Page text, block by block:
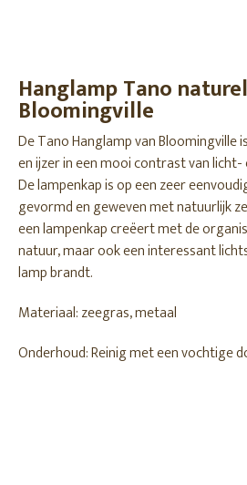
Hanglamp Tano
Bloomingville
De Tano Hanglamp van Bloomingville
en ijzer in een mooi contrast van
De lampenkap is op een zeer
gevormd en geweven met natuurlijk
een lampenkap creëert met de
natuur, maar ook een interessant
lamp brandt.
Materiaal: zeegras, metaal
Onderhoud: Reinig met een vochtige